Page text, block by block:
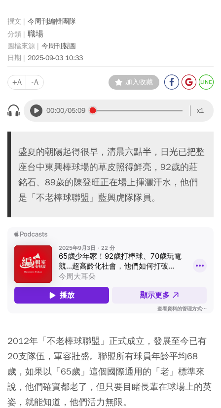
今周刊編輯團隊
職場
今周刊製圖
2025-09-03 10:33
+A -A 加入收藏
00:00/05:09 x1
盛夏的朝陽起得很早，清晨六點半，日光已把整
座台中東興棒球場的草皮照得鮮亮，92歲的莊
銘石、89歲的陳登旺正在場上揮灑汗水，他們
是「不老棒球聯盟」藍興虎隊隊員。
2012年「不老棒球聯盟」正式成立，發展至今已有
20支隊伍，軍容壯盛。聯盟所有球員年齡平均68
歲，如果以「65歲」這個國際通用的「老」標準來
說，他們確實都老了，但只要目睹長輩在球場上的英
姿，就能知道，他們活力無限。